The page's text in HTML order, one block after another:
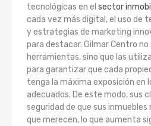
tecnológicas en el sector
cada vez más digital, el uso de
y estrategias de marketing
para destacar. Gilmar Centro
herramientas, sino que las
para garantizar que cada
tenga la máxima exposición en
adecuados. De este modo, sus
seguridad de que sus
que merecen, lo que aumenta